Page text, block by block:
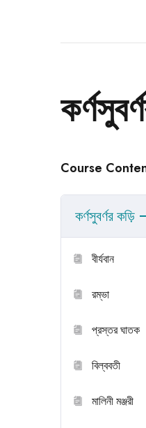
Course
কর্ণসুবর্ণর কড়ি
বীর্যবান
রম্ভা
প্রস্তর ঘাতক
বিল্ববতী
মালিনী মঞ্জরী